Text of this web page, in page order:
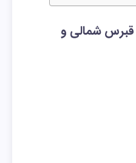
قبرس شمالی و